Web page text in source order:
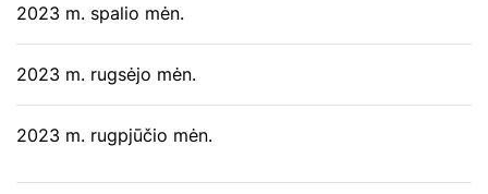
2023 m. spalio mėn.
2023 m. rugsėjo mėn.
2023 m. rugpjūčio mėn.